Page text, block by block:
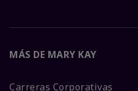
MÁS DE MARY KAY
Carreras Corporativas